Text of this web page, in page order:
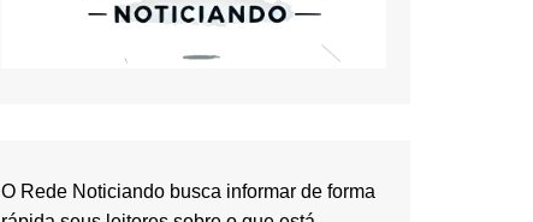
O Rede Noticiando busca informar de forma